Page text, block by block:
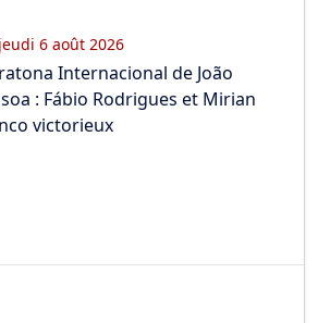
jeudi 6 août 2026
Internacional de João
: Fábio Rodrigues et Mirian
victorieux